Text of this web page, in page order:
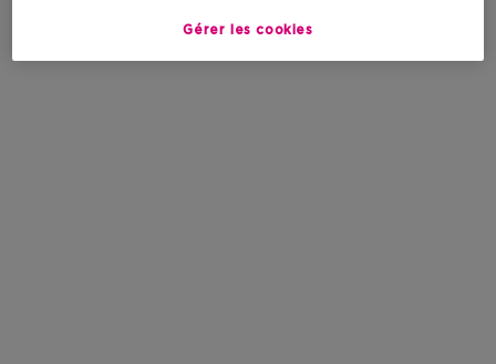
Gérer les cookies